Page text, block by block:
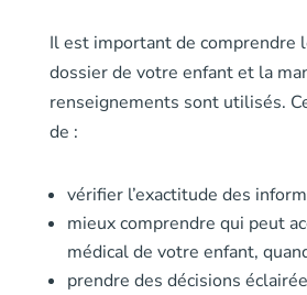
Il est important de comprendre
dossier de votre enfant et la
renseignements sont utilisés.
de :
vérifier l’exactitude des
mieux comprendre qui peut
médical de votre enfant,
prendre des décisions